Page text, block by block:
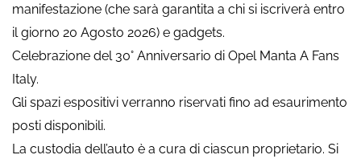
manifestazione (che sarà garantita a chi si iscriverà entro
il giorno 20 Agosto 2026) e gadgets.
Celebrazione del 30° Anniversario di Opel Manta A Fans
Italy.
Gli spazi espositivi verranno riservati fino ad esaurimento
posti disponibili.
La custodia dell’auto è a cura di ciascun proprietario. Si